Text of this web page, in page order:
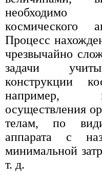
космического
Процесс
чрезвычайно
задачи
конструкции
например,
осуществления
телам, по
аппарата с
минимальной
т. д.